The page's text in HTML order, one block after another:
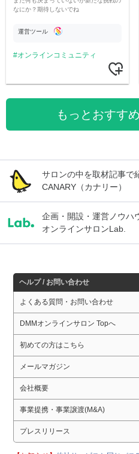
なにか？期待しないでね
運営ツール
オンラインコミュニティ
もっとおすす
サロンの中を取材記事で
CANARY（カナリー）
企画・開設・運営ノウハ
オンラインサロンLab.
ヘルプ / お問い合わせ
よくある質問・お問い合わせ
DMMオンラインサロン Topへ
初めての方はこちら
メールマガジン
会社概要
事業提携・事業譲渡(M&A)
プレスリリース